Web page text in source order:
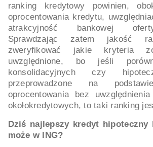
ranking kredytowy powinien,
oprocentowania kredytu,
atrakcyjność bankowej
Sprawdzając zatem jakość
zweryfikować jakie kryteria
uwzględnione, bo jeśli
konsolidacyjnych czy
przeprowadzone na
oprocentowania bez
okołokredytowych, to taki ranking
Dziś najlepszy kredyt hipoteczny
może w ING?